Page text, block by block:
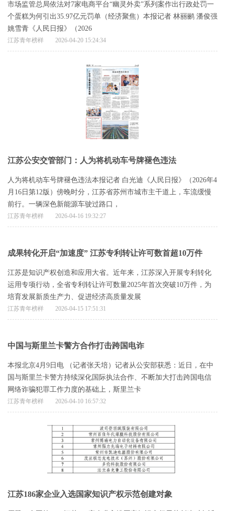
市场监管总局依法对7家电商平台“幽灵外卖”系列案作出行政处罚一
个蛋糕为何引出35.97亿元罚单（经济聚焦）本报记者 林丽鹂 潘俊强
姚雪青《人民日报》（2026
江苏青年榜样 2026-04-20 15:24:34
江苏公安交管部门：人为将机动车号牌褪色违法
人为将机动车号牌褪色违法本报记者 白光迪《人民日报》（2026年4
月16日第12版）傍晚时分，江苏省苏州市城市主干道上，车流缓慢
前行。一辆深色新能源车驶过路口，
江苏青年榜样 2026-04-16 19:32:27
成果转化开启“加速度” 江苏专利转让许可数首超10万件
江苏是知识产权创造和应用大省。近年来，江苏深入开展专利转化
运用专项行动，全省专利转让许可数量2025年首次突破10万件，为
培育发展新质生产力、促进经济高质量发展
江苏青年榜样 2026-04-15 17:51:31
中国与斯里兰卡警方合作打击跨国电诈
本报北京4月9日电 （记者张天培）记者从公安部获悉：近日，在中
国与斯里兰卡警方持续深化国际执法合作、不断加大打击跨国电信
网络诈骗犯罪工作力度的基础上，斯里兰卡
江苏青年榜样 2026-04-10 16:57:32
江苏186家企业入选国家知识产权示范创建对象